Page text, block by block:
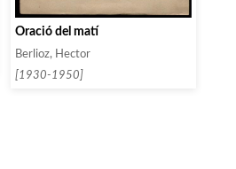
Oració del matí
Berlioz, Hector
[1930-1950]